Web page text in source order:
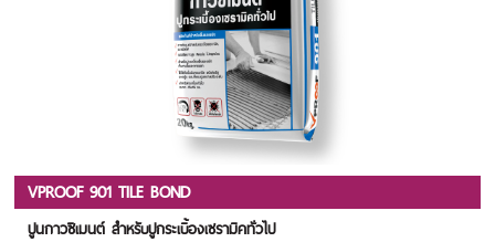
VPROOF 901 TILE BOND
ปูนกาวซีเมนต์ สำหรับปูกระเบื้องเซรามิคทั่วไป